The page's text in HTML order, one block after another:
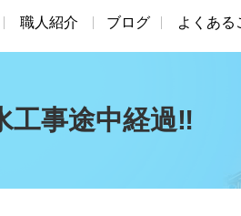
職人紹介 ブログ よくある
工事途中経過‼